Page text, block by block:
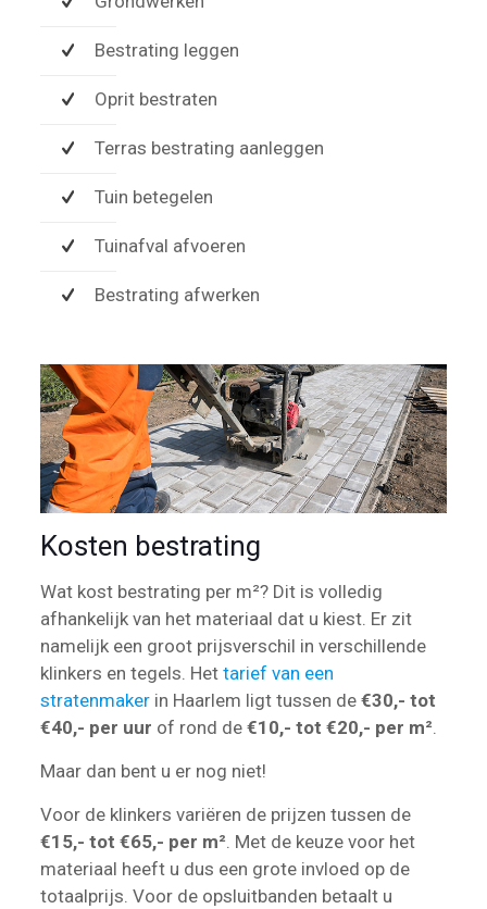
Bestrating leggen
Oprit bestraten
Terras bestrating aanleggen
Tuin betegelen
Tuinafval afvoeren
Bestrating afwerken
Kosten bestrating
Wat kost bestrating per m²? Dit is volledig
afhankelijk van het materiaal dat u kiest. Er zit
namelijk een groot prijsverschil in verschillende
klinkers en tegels. Het tarief van een
stratenmakerin Haarlem ligt tussen de €30,- tot
€40,- per uur of rond de €10,- tot €20,- per m².
Maar dan bent u er nog niet!
Voor de klinkers variëren de prijzen tussen de
€15,- tot €65,- per m². Met de keuze voor het
materiaal heeft u dus een grote invloed op de
totaalprijs. Voor de opsluitbanden betaalt u